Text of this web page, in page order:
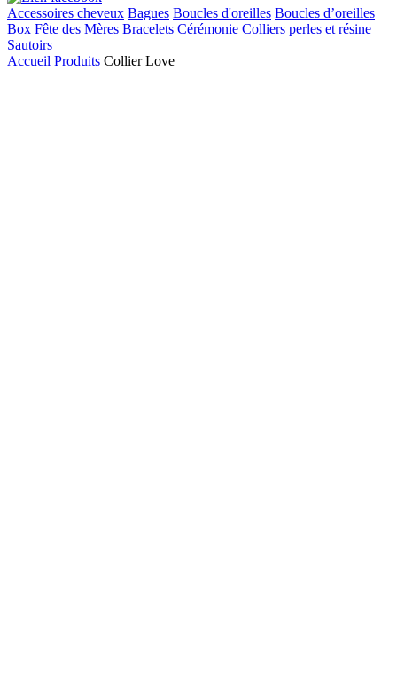
Accessoires cheveux Bagues Boucles d'oreilles Boucles d’oreilles
Box Fête des Mères Bracelets Cérémonie Colliers perles et résine
Sautoirs
Accueil Produits Collier Love